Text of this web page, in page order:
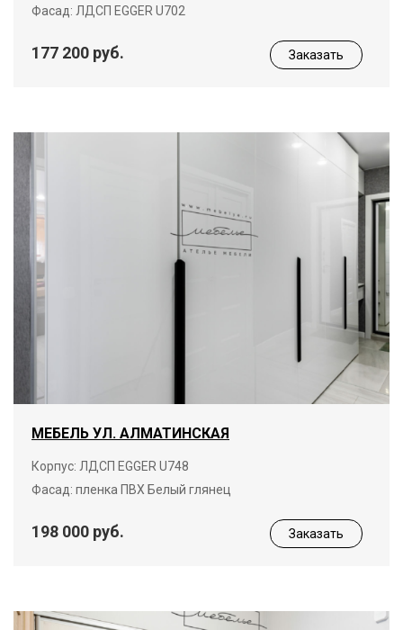
Фасад: ЛДСП EGGER U702
177 200 руб. Заказать
МЕБЕЛЬ УЛ. АЛМАТИНСКАЯ
Корпус: ЛДСП EGGER U748
Фасад: пленка ПВХ Белый глянец
198 000 руб. Заказать